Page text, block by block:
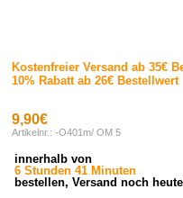
Kostenfreier Versand ab 35€
10% Rabatt ab 26€ Bestellwert
9,90€
Artikelnr.: -O401m/ OM 5
innerhalb von
6 Stunden 41 Minuten
bestellen, Versand noch